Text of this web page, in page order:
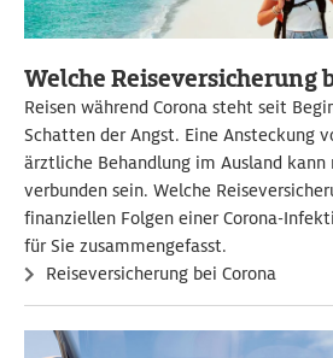
Welche Reiseversicherung
Reisen während Corona steht seit
Schatten der Angst. Eine Ansteckung
ärztliche Behandlung im Ausland kann
verbunden sein. Welche
finanziellen Folgen einer Corona-
für Sie zusammengefasst.
Reiseversicherung bei Corona